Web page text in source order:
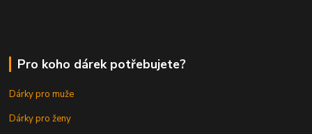
Pro koho dárek potřebujete?
Dárky pro muže
Dárky pro ženy